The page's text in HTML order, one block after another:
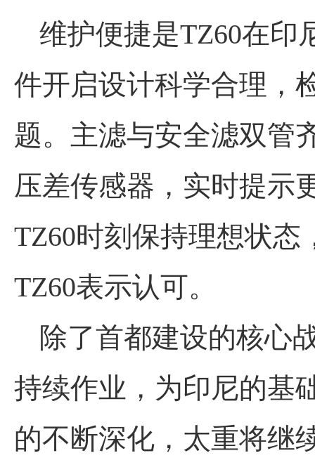
维护便捷是TZ60在印
件开启设计科学合理，
题。主滤与安全滤双管
压差传感器，实时提示
TZ60时刻保持理想状
TZ60表示认可。
除了首都建设的核心
持续作业，为印尼的基
的不断深化，太重将继